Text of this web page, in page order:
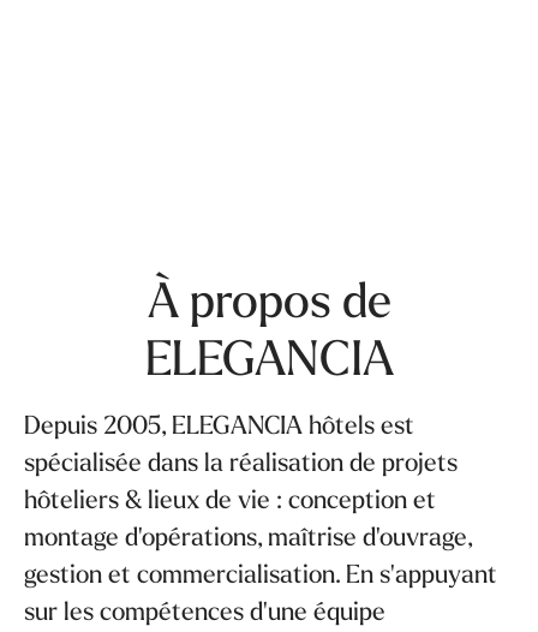
À propos de
ELEGANCIA
Depuis 2005, ELEGANCIA hôtels est
spécialisée dans la réalisation de projets
hôteliers & lieux de vie : conception et
montage d'opérations, maîtrise d'ouvrage,
gestion et commercialisation. En s'appuyant
sur les compétences d'une équipe